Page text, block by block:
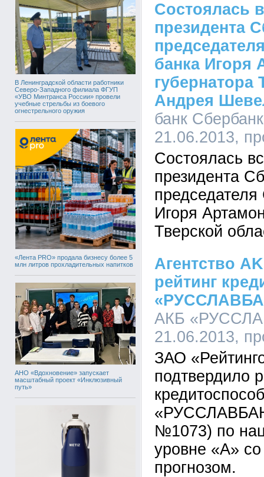
В Ленинградской области работники
Северо-Западного филиала ФГУП
«УВО Минтранса России» провели
учебные стрельбы из боевого
огнестрельного оружия
«Лента PRO» продала бизнесу более 5
млн литров прохладительных напитков
АНО «Вдохновение» запускает
масштабный проект «Инклюзивный
путь»
Состоялась
президента
банка Игоря
губернатора
Андрея
банк
21.06.2013,
Состоялась
президента
председателя
Игоря
Тверской
Агентство
рейтинг
АКБ
21.06.2013,
ЗАО
подтвердило
№1073) по
уровне «А»
прогнозом.